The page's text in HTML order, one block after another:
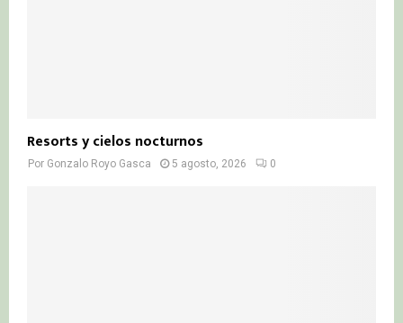
Resorts y cielos nocturnos
Por Gonzalo Royo Gasca 5 agosto, 2026 0